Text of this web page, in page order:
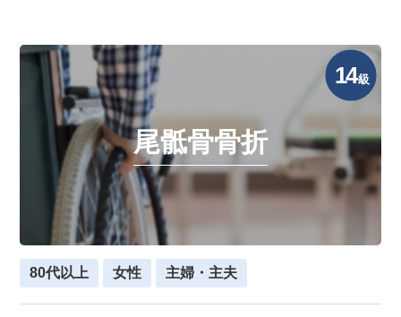
14級
尾骶骨骨折
80代以上 女性 主婦・主夫